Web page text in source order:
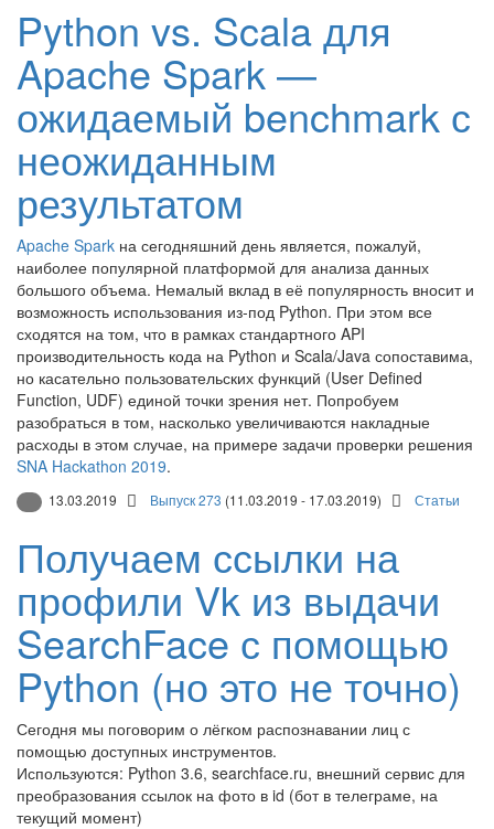
Python vs. Scala для
Apache Spark —
ожидаемый benchmark с
неожиданным
результатом
Apache Spark на сегодняшний день является, пожалуй,
наиболее популярной платформой для анализа данных
большого объема. Немалый вклад в её популярность вносит и
возможность использования из-под Python. При этом все
сходятся на том, что в рамках стандартного API
производительность кода на Python и Scala/Java сопоставима,
но касательно пользовательских функций (User Defined
Function, UDF) единой точки зрения нет. Попробуем
разобраться в том, насколько увеличиваются накладные
расходы в этом случае, на примере задачи проверки решения
SNA Hackathon 2019.
13.03.2019 Выпуск 273 (11.03.2019 - 17.03.2019) Статьи
Получаем ссылки на
профили Vk из выдачи
SearchFace с помощью
Python (но это не точно)
Сегодня мы поговорим о лёгком распознавании лиц с
помощью доступных инструментов.
Используются: Python 3.6, searchface.ru, внешний сервис для
преобразования ссылок на фото в id (бот в телеграме, на
текущий момент)